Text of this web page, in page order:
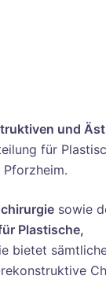
und
für
sowie
Plastische,
bietet